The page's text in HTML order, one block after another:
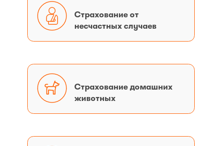
Страхование
несчастных
Страхование от
несчастных случаев
Страхование
домашних
животных
Страхование домашних
животных